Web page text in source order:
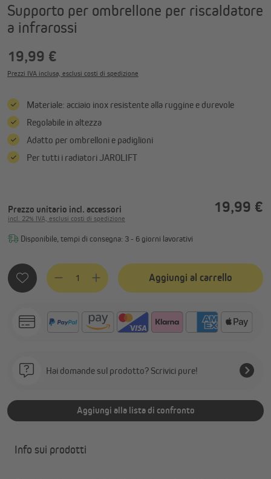
Supporto per ombrellone per riscaldatore
a infrarossi
19,99 €
Prezzi IVA inclusa, esclusi costi di spedizione
Materiale: acciaio inox resistente alla ruggine e durevole
Regolabile in altezza
Adatto per ombrelloni e padiglioni
Per tutti i radiatori JAROLIFT
Prezzo unitario incl. accessori 19,99 €
incl. 22% IVA, esclusi costi di spedizione
Disponibile, tempi di consegna: 3 - 6 giorni lavorativi
Quantità del prodotto: inserisci la quantità desiderata o
Aggiungi al carrello
Hai domande sul prodotto? Scrivici pure!
Aggiungi alla lista di confronto
Info sui prodotti